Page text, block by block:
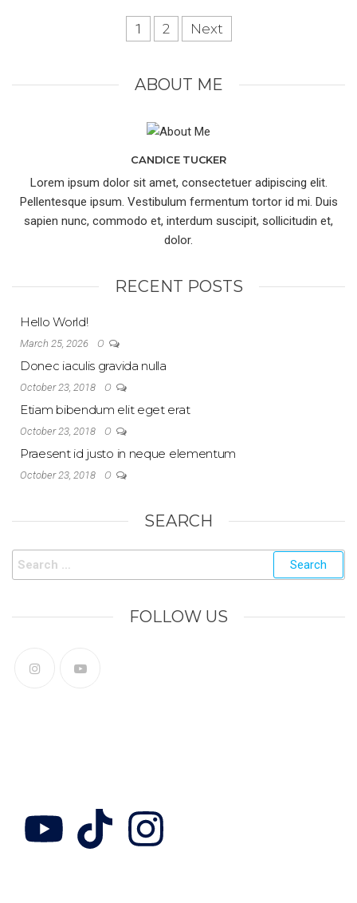
1 2 Next
ABOUT ME
CANDICE TUCKER
Lorem ipsum dolor sit amet, consectetuer adipiscing elit.
Pellentesque ipsum. Vestibulum fermentum tortor id mi. Duis
sapien nunc, commodo et, interdum suscipit, sollicitudin et,
dolor.
RECENT POSTS
Hello World!
March 25, 2026 0
Donec iaculis gravida nulla
October 23, 2018 0
Etiam bibendum elit eget erat
October 23, 2018 0
Praesent id justo in neque elementum
October 23, 2018 0
SEARCH
FOLLOW US